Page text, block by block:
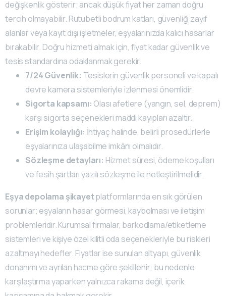
değişkenlik gösterir; ancak düşük fiyat her zaman doğru
tercih olmayabilir. Rutubetli bodrum katları, güvenliği zayıf
alanlar veya kayıt dışı işletmeler, eşyalarınızda kalıcı hasarlar
bırakabilir. Doğru hizmeti almak için, fiyat kadar güvenlik ve
tesis standardına odaklanmak gerekir.
7/24 Güvenlik: Tesislerin güvenlik personeli ve kapalı
devre kamera sistemleriyle izlenmesi önemlidir.
Sigorta kapsamı: Olası afetlere (yangın, sel, deprem)
karşı sigorta seçenekleri maddi kayıpları azaltır.
Erişim kolaylığı: İhtiyaç halinde, belirli prosedürlerle
eşyalarınıza ulaşabilme imkânı olmalıdır.
Sözleşme detayları: Hizmet süresi, ödeme koşulları
ve fesih şartları yazılı sözleşme ile netleştirilmelidir.
Eşya depolama şikayetplatformlarında en sık görülen
sorunlar; eşyaların hasar görmesi, kaybolması ve iletişim
problemleridir. Kurumsal firmalar, barkodlama/etiketleme
sistemleri ve kişiye özel kilitli oda seçenekleriyle bu riskleri
azaltmayı hedefler. Fiyatlar ise sunulan altyapı, güvenlik
donanımı ve ayrılan hacme göre şekillenir; bu nedenle
karşılaştırma yaparken yalnızca rakama değil, içerik